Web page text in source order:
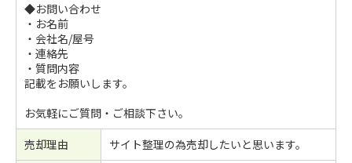
◆お問い合わせ
・お名前
・会社名/屋号
・連絡先
・質問内容
記載をお願いします。
お気軽にご質問・ご相談下さい。
売却理由
サイト整理の為売却したいと思います。